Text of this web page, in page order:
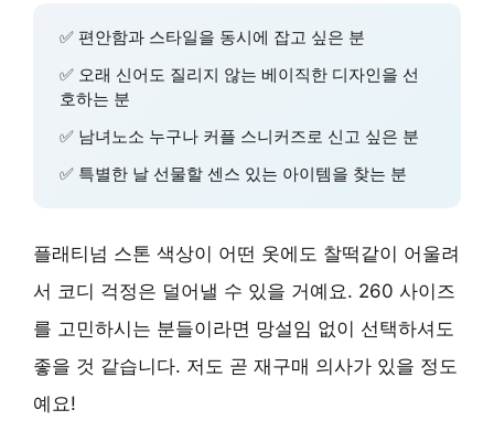
✅ 편안함과 스타일을 동시에 잡고 싶은 분
✅ 오래 신어도 질리지 않는 베이직한 디자인을 선
호하는 분
✅ 남녀노소 누구나 커플 스니커즈로 신고 싶은 분
✅ 특별한 날 선물할 센스 있는 아이템을 찾는 분
플래티넘 스톤 색상이 어떤 옷에도 찰떡같이 어울려
서 코디 걱정은 덜어낼 수 있을 거예요. 260 사이즈
를 고민하시는 분들이라면 망설임 없이 선택하셔도
좋을 것 같습니다. 저도 곧 재구매 의사가 있을 정도
예요!